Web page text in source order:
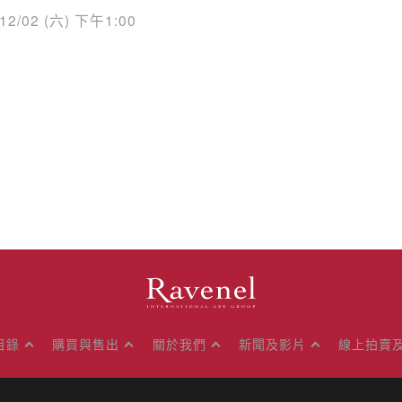
02 (六) 下午1:00
錄 購買與售出 關於我們 新聞及影片 線上拍賣